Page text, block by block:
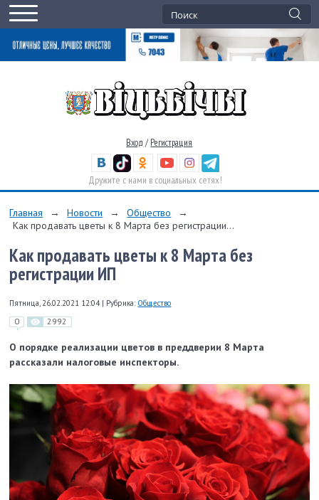
Вход / Регистрация
Дружите с нами в социальных сетях!
Главная → Новости → Общество
→
Как продавать цветы к 8 Марта без регистрации...
Как продавать цветы к 8 Марта без
регистрации ИП
Пятница, 26.02.2021 12:04 | Рубрика: Общество
0 2992
О порядке реализации цветов в преддверии 8 Марта
рассказали налоговые инспекторы.